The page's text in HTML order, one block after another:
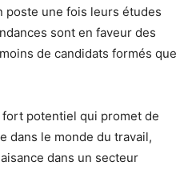
poste une fois leurs études
sont en faveur des
de candidats formés que
fort potentiel qui promet de
dans le monde du travail,
dans un secteur